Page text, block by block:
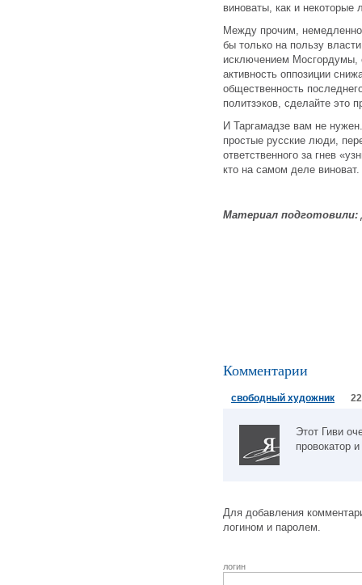
виноваты, как и некоторые
Между прочим,
бы только на пользу
исключением Мосгордумы,
активность оппозиции
общественность
политзэков, сделайте это
И Таргамадзе вам не
простые русские люди,
ответственного за гнев
кто на самом деле виноват.
Материал подготовили:
Комментарии
свободный художник
Этот Гиви
провокатор
Для добавления
логином и паролем.
логин